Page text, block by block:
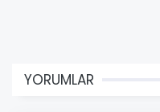
YORUMLAR